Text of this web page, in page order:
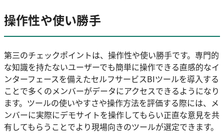
操作性や使い勝手
第三のチェックポイントは、操作性や使い勝手です。専門的
な知識を持たないユーザーでも簡単に操作できる直感的なイ
ンターフェースを備えたセルフサービスBIツールを導入する
ことで多くのメンバーがデータにアクセスできるようになり
ます。ツールの使いやすさや操作方法を評価する際には、メ
ンバーに実際にデモサイトを操作してもらい正直な意見を共
有してもらうことでより現場向きのツールが選定できます。